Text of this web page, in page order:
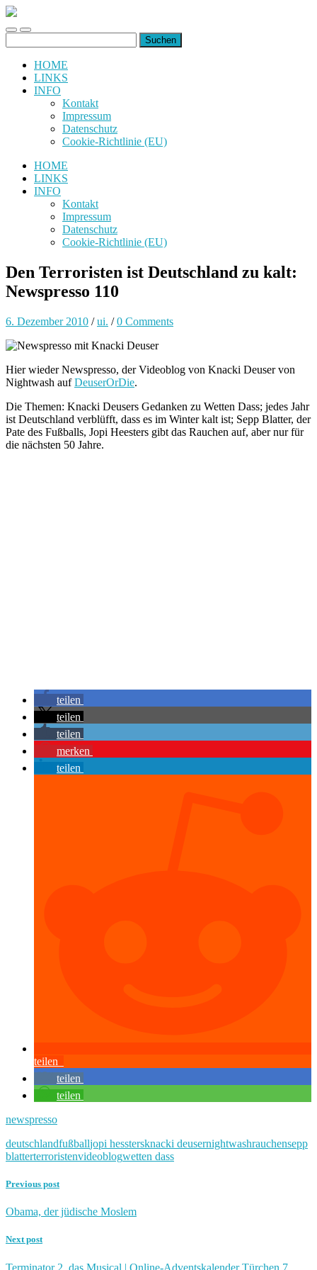
uiuiuiuiuiuiui.de
Toggle
mobile
Toggle
search
nach:
HOME
LINKS
INFO
Kontakt
Impressum
Datenschutz
Cookie-Richtlinie (EU)
HOME
LINKS
INFO
Kontakt
Impressum
Datenschutz
Cookie-Richtlinie (EU)
Den Terroristen ist Deutschland zu kalt:
Newspresso 110
6. Dezember 2010 /ui. /0 Comments
Hier wieder Newspresso, der Videoblog von Knacki Deuser von
Nightwash aufDeuserOrDie.
Die Themen: Knacki Deusers Gedanken zu Wetten Dass; jedes Jahr
ist Deutschland verblüfft, dass es im Winter kalt ist; Sepp Blatter, der
Pate des Fußballs, Jopi Heesters gibt das Rauchen auf, aber nur für
die nächsten 50 Jahre.
teilen
teilen
teilen
merken
teilen
teilen
teilen
teilen
newspresso
deutschlandfußballjopi hesstersknacki deusernightwashrauchensepp
blatterterroristenvideoblogwetten dass
Previous post
Obama, der jüdische Moslem
Next post
Terminator 2, das Musical | Online-Adventskalender Türchen 7